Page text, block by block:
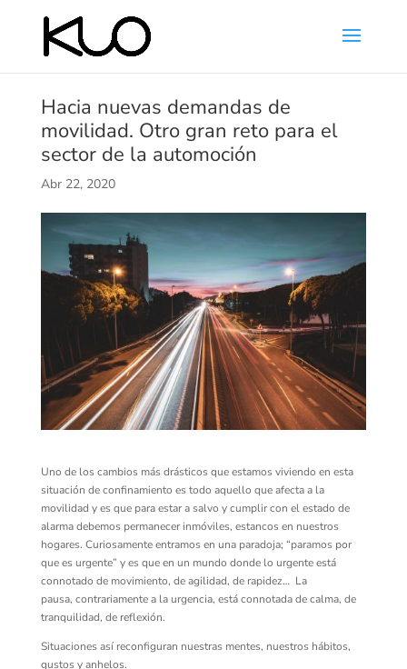
Hacia nuevas demandas de
movilidad. Otro gran reto para el
sector de la automoción
Abr 22, 2020
Uno de los cambios más drásticos que estamos viviendo en esta
situación de confinamiento es todo aquello que afecta a la
movilidad y es que para estar a salvo y cumplir con el estado de
alarma debemos permanecer inmóviles, estancos en nuestros
hogares. Curiosamenteentramos en una paradoja; “paramos por
que es urgente” y es queen un mundo donde lo urgenteestá
connotado de movimiento, de agilidad, de rapidez… La
pausa, contrariamente a la urgencia, está connotada de calma, de
tranquilidad, de reflexión.
Situaciones así reconfiguran nuestras mentes, nuestros hábitos,
gustos y anhelos.